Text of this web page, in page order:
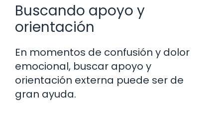
Buscando apoyo y
orientación
En momentos de confusión y dolor
emocional, buscar apoyo y
orientación externa puede ser de
gran ayuda.